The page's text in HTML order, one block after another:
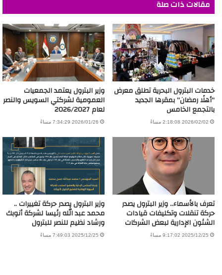
مقالات ذات صلة
خدمات البترول البحرية تطلق معرض
“أهلًا رمضان” بمقرها الجديد
بالتجمع الخامس
2026/02/02 2:18:08 مساءً
وزير البترول يعتمد الجمعيات
العمومية لشركتي السويس والنصر
لعام 2026/2027
2026/01/26 7:34:29 مساءً
تعرف بالأسماء.. وزير البترول يصدر
حركة تنقلات وتكليفات قيادات
الشئون الإدارية لبعض الشركات
2025/12/25 9:17:02 مساءً
وزير البترول يصدر حركة تغييرات ..
محمد عبد الله رئيسا لشركة أنوبك
ورشاد نظيم للنصر للبترول
2025/12/25 7:49:03 مساءً